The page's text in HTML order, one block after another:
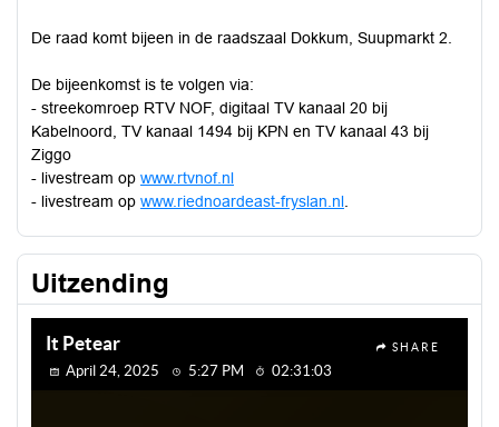
De raad komt bijeen in de raadszaal Dokkum, Suupmarkt 2.
De bijeenkomst is te volgen via:
- streekomroep RTV NOF, digitaal TV kanaal 20 bij
Kabelnoord, TV kanaal 1494 bij KPN en TV kanaal 43 bij
Ziggo
- livestream op www.rtvnof.nl
- livestream op www.riednoardeast-fryslan.nl
Uitzending